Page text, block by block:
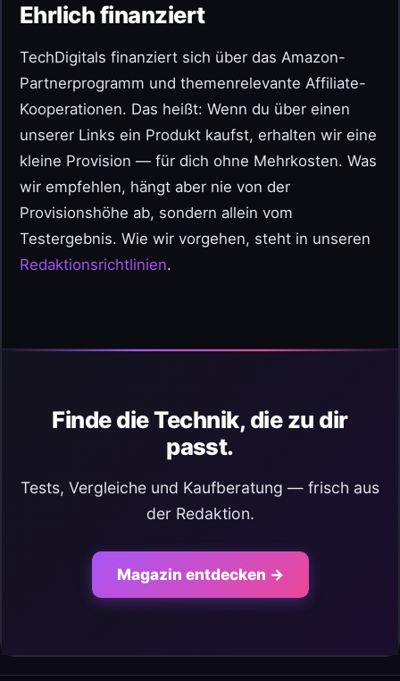
Ehrlich finanziert
TechDigitals finanziert sich über das Amazon-
Partnerprogramm und themenrelevante Affiliate-
Kooperationen. Das heißt: Wenn du über einen
unserer Links ein Produkt kaufst, erhalten wir eine
kleine Provision — für dich ohne Mehrkosten. Was
wir empfehlen, hängt aber nie von der
Provisionshöhe ab, sondern allein vom
Testergebnis. Wie wir vorgehen, steht in unseren
Redaktionsrichtlinien.
Finde die Technik, die zu dir
passt.
Tests, Vergleiche und Kaufberatung — frisch aus
der Redaktion.
Magazin entdecken →